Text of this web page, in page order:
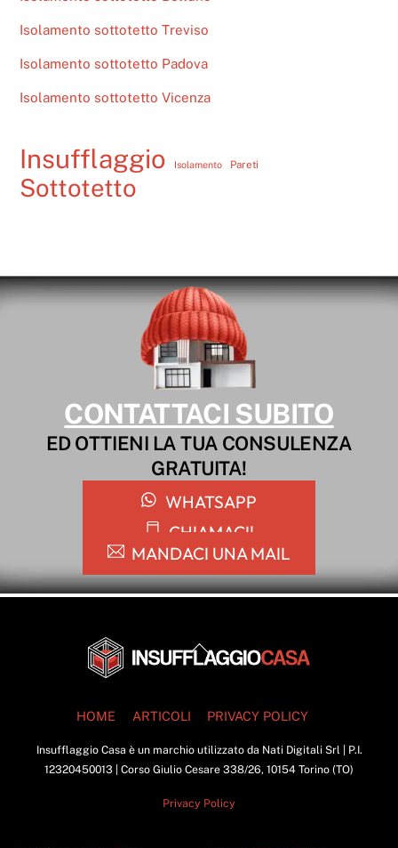
Isolamento sottotetto Treviso
Isolamento sottotetto Padova
Isolamento sottotetto Vicenza
Insufflaggio Isolamento Pareti
Sottotetto
CONTATTACI SUBITO
ED OTTIENI LA TUA CONSULENZA
GRATUITA!
WHATSAPP
CHIAMACI!
MANDACI UNA MAIL
Back
To
HOME
ARTICOLI PRIVACY POLICY
Insufflaggio Casa è un marchio utilizzato da Nati Digitali Srl | P.I.
12320450013 | Corso Giulio Cesare 338/26, 10154 Torino (TO)
Privacy Policy